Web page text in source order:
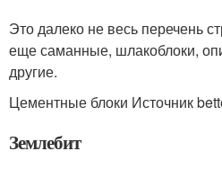
Это далеко не весь перечень
еще саманные, шлакоблоки,
другие.
Цементные блоки Источник
Землебит